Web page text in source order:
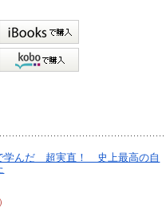
学んだ 超実直！ 史上最高の自